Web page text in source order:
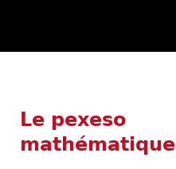
Le pexeso
mathématique